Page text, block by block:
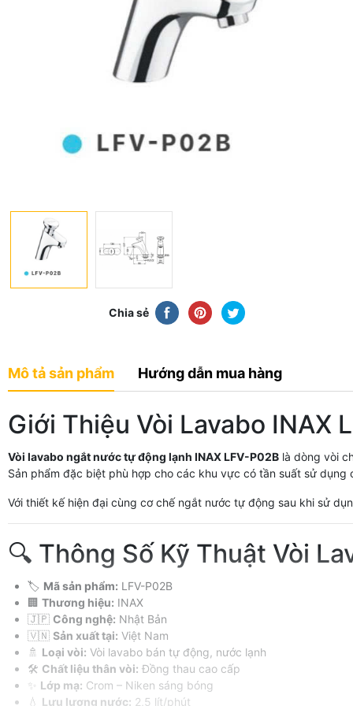
Chia sẻ
Mô tả sản phẩm Hướng dẫn mua hàng
Giới Thiệu Vòi Lavabo INAX
Vòi lavabo ngắt nước tự động lạnh INAX LFV-P02B là dòng vòi
Sản phẩm đặc biệt phù hợp cho các khu vực có tần suất sử
Với thiết kế hiện đại cùng cơ chế ngắt nước tự động sau khi sử
🔍 Thông Số Kỹ Thuật Vòi
🏷️ Mã sản phẩm: LFV-P02B
🏢 Thương hiệu: INAX
🇯🇵 Công nghệ: Nhật Bản
🇻🇳 Sản xuất tại: Việt Nam
🚿 Loại vòi: Vòi lavabo bán tự động, nước lạnh
🛠️ Chất liệu thân vòi: Đồng thau cao cấp
✨ Lớp mạ: Crom – Niken sáng bóng
💧 Lưu lượng nước: 2,5 lít/phút